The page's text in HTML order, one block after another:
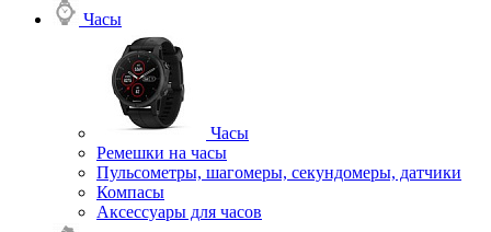
Часы
Часы
Ремешки на часы
Пульсометры, шагомеры, секундомеры, датчики
Компасы
Аксессуары для часов